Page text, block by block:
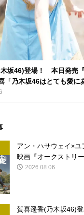
坂46)登場！ 本日発売
乃木坂46はとても愛に
アン・ハサウェイ×
映画『オークストリ
2026.08.06
賀喜遥香(乃木坂46)